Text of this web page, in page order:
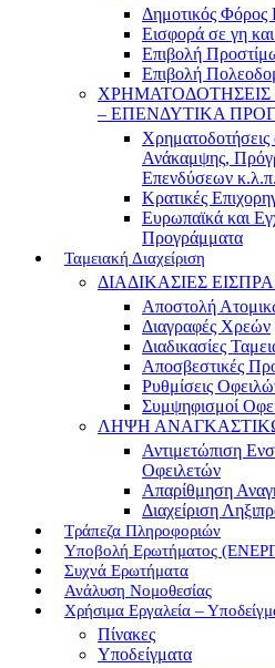
Δημοτικός
Εισφορά σε γη
Επιβολή
Επιβολή
ΧΡΗΜΑΤΟΔΟΤΗΣΕΙΣ
– ΕΠΕΝΔΥΤΙΚΑ
Ανάκαμψης,
Επενδύσεων κ.λ.π.
Κρατικές
Ευρωπαϊκά και
Προγράμματα
Ταμειακή Διαχείριση
ΔΙΑΔΙΚΑΣΙΕΣ
Αποστολή
Διαγραφές Χρεών
Διαδικασίες
Αποσβεστικές
Ρυθμίσεις
Συμψηφισμοί
ΛΗΨΗ
Αντιμετώπιση
Οφειλετών
Απαρίθμηση
Διαχείριση
Τράπεζα Πληροφοριών
Υποβολή Ερωτήματος
Συχνά Ερωτήματα
Ανάλυση Νομοθεσίας
Χρήσιμα Εργαλεία –
Πίνακες
Υποδείγματα